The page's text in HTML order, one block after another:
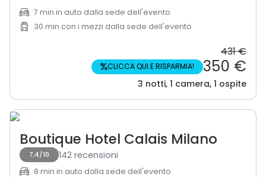
7 min in auto dalla sede dell'evento
30 min con i mezzi dalla sede dell'evento
431 €
%CLICCA QUI E RISPARMIA! 350 €
3 notti, 1 camera, 1 ospite
Boutique Hotel Calais Milano
7,4/10 142 recensioni
8 min in auto dalla sede dell'evento